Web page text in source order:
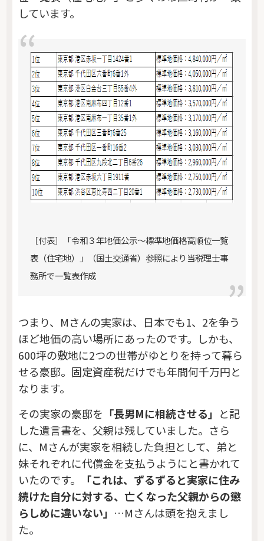
しています。
［付表］「令和３年地価公示～標準地価格高順位一覧
表（住宅地）」（国土交通省）参照により当税理士事
務所で一覧表作成
つまり、Mさんの実家は、日本でも1、2を争う
ほど地価の高い場所にあったのです。しかも、
600坪の敷地に2つの世帯がゆとりを持って暮ら
せる豪邸。固定資産税だけでも年間何千万円と
なります。
その実家の豪邸を 「長男Mに相続させる」 と記
した遺言書を、父親は残していました。さら
に、Mさんが実家を相続した負担として、弟と
妹それぞれに代償金を支払うようにと書かれて
いたのです。
「これは、ずるずると実家に住み
続けた自分に対する、亡くなった父親からの懲
らしめに違いない」 …Mさんは頭を抱えまし
た。